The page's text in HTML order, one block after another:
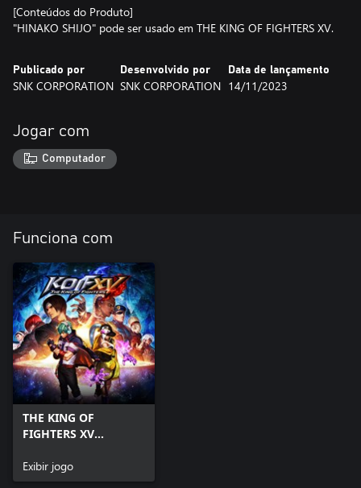
[Conteúdos do Produto]
"HINAKO SHIJO" pode ser usado em THE KING OF FIGHTERS XV.
Publicado por
SNK CORPORATION
Desenvolvido por
SNK CORPORATION
Data de lançamento
14/11/2023
Jogar com
Computador
Funciona com
THE KING OF
FIGHTERS XV
Exibir jogo